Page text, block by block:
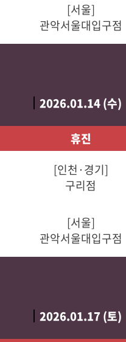
[서울]
관악서울대입구점
2026.01.14 (수)
휴진
[인천·경기]
구리점
[서울]
관악서울대입구점
2026.01.17 (토)